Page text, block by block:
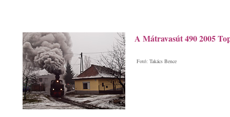
A Mátravasút 490 2005
Fotó: Takács Bence